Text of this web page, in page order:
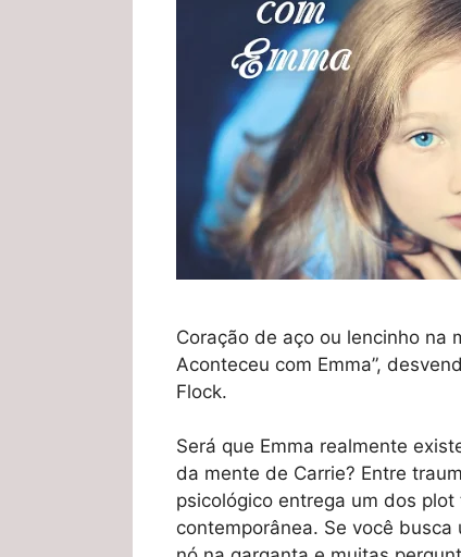
Coração de aço ou lencinho na
Aconteceu com Emma”,
Flock.
Será que Emma realmente
da mente de Carrie? Entre
psicológico entrega um dos
contemporânea. Se você